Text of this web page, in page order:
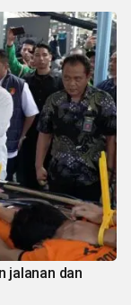
jalanan dan